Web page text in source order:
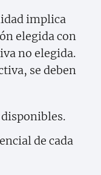
implica
elegida con
no elegida.
se deben
de cada